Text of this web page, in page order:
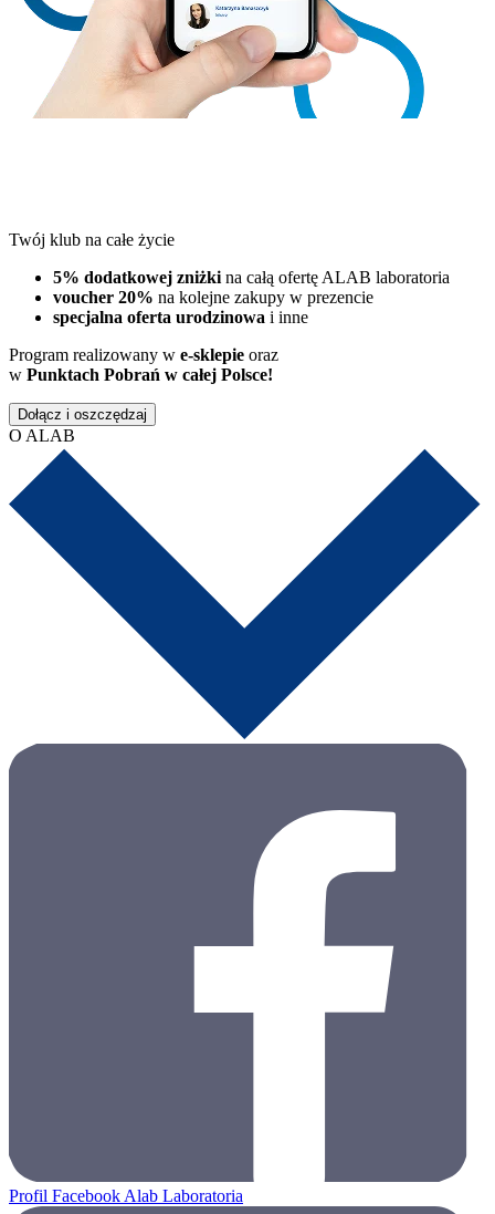
Twój klub na całe życie
5% dodatkowej zniżki na całą ofertę ALAB laboratoria
voucher 20% na kolejne zakupy w prezencie
specjalna oferta urodzinowa i inne
Program realizowany w e-sklepie oraz
w Punktach Pobrań w całej Polsce!
Dołącz i oszczędzaj
O ALAB
Profil Facebook Alab Laboratoria